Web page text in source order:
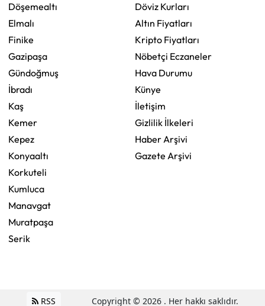
Döşemealtı
Elmalı
Finike
Gazipaşa
Gündoğmuş
İbradı
Kaş
Kemer
Kepez
Konyaaltı
Korkuteli
Kumluca
Manavgat
Muratpaşa
Serik
Döviz Kurları
Altın Fiyatları
Kripto Fiyatları
Nöbetçi Eczaneler
Hava Durumu
Künye
İletişim
Gizlilik İlkeleri
Haber Arşivi
Gazete Arşivi
RSS Copyright © 2026 . Her hakkı saklıdır.